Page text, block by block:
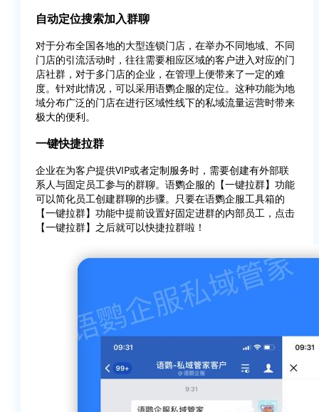
自动定位搜索加入群聊
对于分布全国各地的大型连锁门店，在举办不同地域、不同
门店的引流活动时，往往需要相应区域的客户进入对应的门
店社群，对于多门店的企业，在管理上便带来了一定的难
度。针对此情况，可以采用语鹦企服的定位。这种功能为地
域分布广泛的门店在进行区域性线下的私域流量运营时带来
极大的便利。
一键快捷拉群
企业在为客户提供VIP或者定制服务时，需要创建有外部联
系人与固定员工参与的群聊。语鹦企服的【一键拉群】功能
可以简化员工创建群聊的步骤。只要在语鹦企服工具箱的
【一键拉群】功能中提前设置好固定进群的内部员工，点击
【一键拉群】之后就可以快捷拉群啦！